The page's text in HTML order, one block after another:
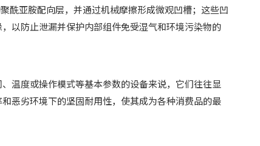
酰亚胺配向层，并通过机械摩擦形成微观凹槽；这些凹
以防止泄漏并保护内部组件免受湿气和环境污染物的
温度或操作模式等基本参数的设备来说，它们往往显
恶劣环境下的坚固耐用性，使其成为各种消费品的最